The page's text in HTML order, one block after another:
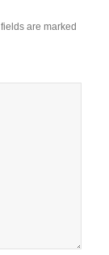
are marked